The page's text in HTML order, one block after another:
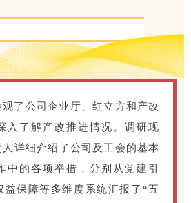
了公司企业厅、红立方和产改
入了解产改推进情况。调研现
详细介绍了公司及工会的基本
中的各项举措，分别从党建引
益保障等多维度系统汇报了“五